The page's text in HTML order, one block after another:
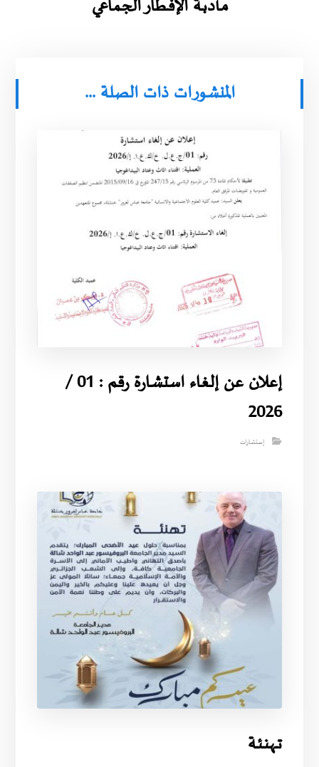
مـأدبـة الإفـطار الجـماعي
المنشورات ذات الصلة ...
إعلان عن إلغاء استشارة رقم : 01 /
2026
إستشارات
تــهنـئـة